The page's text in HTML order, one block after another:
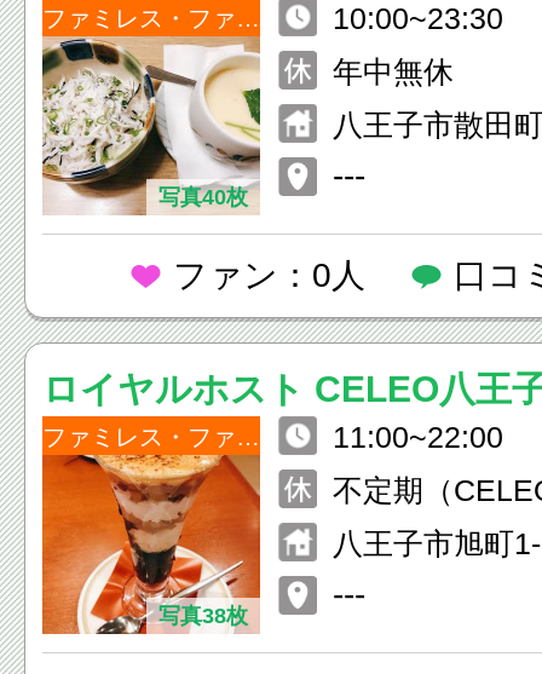
ファミレス・ファーストフード
写真40枚
10:00~23:30
年中無休
八王子市散田
---
ファン：0人 口コ
ロイヤルホスト CELEO八王
ファミレス・ファーストフード
写真38枚
11:00~22:00
不定期（
準ずる）
八王子市旭町
---